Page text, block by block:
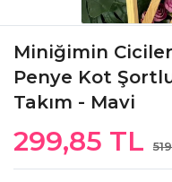
Miniğimin
Penye Kot
Takım - Mavi
299,85 TL